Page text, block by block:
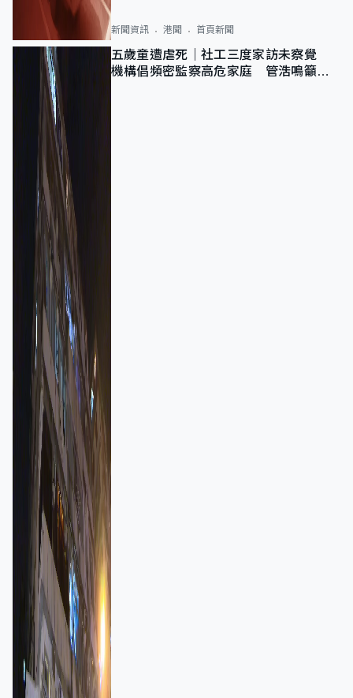
新聞資訊 港聞 首頁新聞
五歲童遭虐死｜社工三度家訪未察覺
機構倡頻密監察高危家庭 管浩鳴籲加